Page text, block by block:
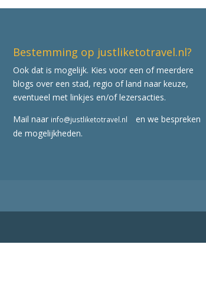
Bestemming op justliketotravel.nl?
Ook dat is mogelijk. Kies voor een of meerdere
blogs over een stad, regio of land naar keuze,
eventueel met linkjes en/of lezersacties.
Mail naar info@justliketotravel.nl
en we bespreken
de mogelijkheden.